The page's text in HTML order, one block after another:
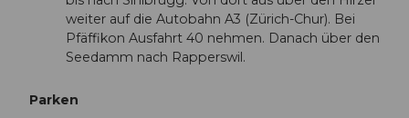
weiter auf die Autobahn A3 (Zürich-Chur). Bei
Pfäffikon Ausfahrt 40 nehmen. Danach über den
Seedamm nach Rapperswil.
Parken